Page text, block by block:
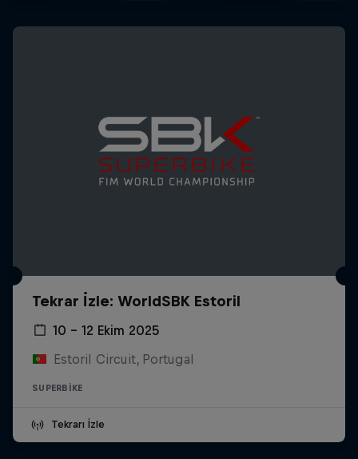
Tekrar İzle: WorldSBK Estoril
10 – 12 Ekim 2025
Estoril Circuit, Portugal
SUPERBIKE
Tekrarı İzle